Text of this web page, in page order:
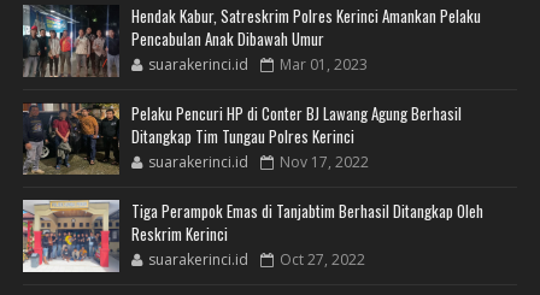
Hendak Kabur, Satreskrim Polres Kerinci Amankan Pelaku
Pencabulan Anak Dibawah Umur
suarakerinci.id Mar 01, 2023
Pelaku Pencuri HP di Conter BJ Lawang Agung Berhasil
Ditangkap Tim Tungau Polres Kerinci
suarakerinci.id Nov 17, 2022
Tiga Perampok Emas di Tanjabtim Berhasil Ditangkap Oleh
Reskrim Kerinci
suarakerinci.id Oct 27, 2022